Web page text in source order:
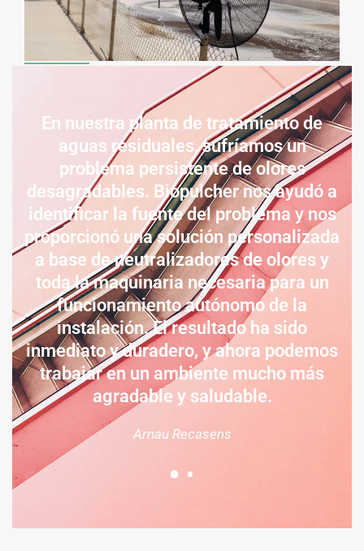
En nuestra planta de tratamiento de
aguas residuales, sufríamos un
problema persistente de olores
desagradables. Biopulcher nos ayudó a
identificar la fuente del problema y nos
proporcionó una solución personalizada
a base de neutralizadores de olores y
toda la maquinaria necesaria para un
funcionamiento autónomo de la
instalación. El resultado ha sido
inmediato y duradero, y ahora podemos
trabajar en un ambiente mucho más
agradable y saludable.
Arnau Recasens